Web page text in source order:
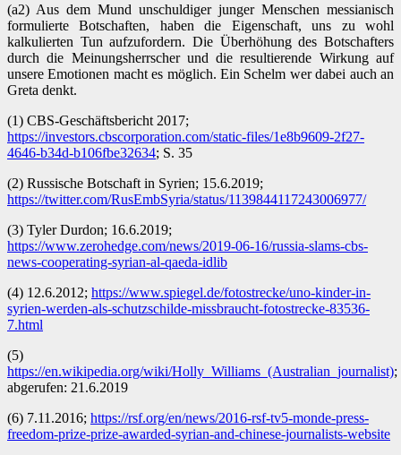
(a2) Aus dem Mund unschuldiger junger Menschen messianisch
formulierte Botschaften, haben die Eigenschaft, uns zu wohl
kalkulierten Tun aufzufordern. Die Überhöhung des Botschafters
durch die Meinungsherrscher und die resultierende Wirkung auf
unsere Emotionen macht es möglich. Ein Schelm wer dabei auch an
Greta denkt.
(1) CBS-Geschäftsbericht 2017;
https://investors.cbscorporation.com/static-files/1e8b9609-2f27-
4646-b34d-b106fbe32634; S. 35
(2) Russische Botschaft in Syrien; 15.6.2019;
https://twitter.com/RusEmbSyria/status/1139844117243006977/
(3) Tyler Durdon; 16.6.2019;
https://www.zerohedge.com/news/2019-06-16/russia-slams-cbs-
news-cooperating-syrian-al-qaeda-idlib
(4) 12.6.2012; https://www.spiegel.de/fotostrecke/uno-kinder-in-
syrien-werden-als-schutzschilde-missbraucht-fotostrecke-83536-
7.html
(5)
https://en.wikipedia.org/wiki/Holly_Williams_(Australian_journalist);
abgerufen: 21.6.2019
(6) 7.11.2016; https://rsf.org/en/news/2016-rsf-tv5-monde-press-
freedom-prize-prize-awarded-syrian-and-chinese-journalists-website